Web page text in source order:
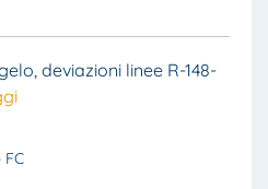
deviazioni linee R-148-
FC